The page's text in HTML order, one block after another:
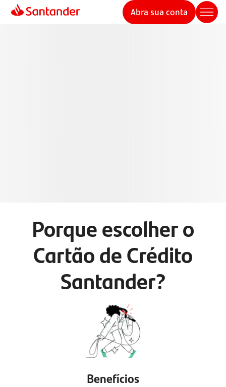
Abra sua conta
Porque escolher o
Cartão de Crédito
Santander?
Benefícios